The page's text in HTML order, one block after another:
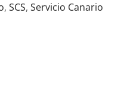
, SCS, Servicio Canario